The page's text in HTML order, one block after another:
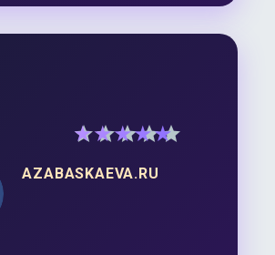
AZABASKAEVA.RU
5out of 5